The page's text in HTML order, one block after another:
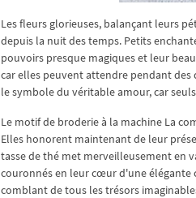
Les fleurs glorieuses, balançant leurs
depuis la nuit des temps. Petits
pouvoirs presque magiques et leur
car elles peuvent attendre pendant des
le symbole du véritable amour, car
Le motif de broderie à la machine La
Elles honorent maintenant de leur
tasse de thé met merveilleusement en
couronnés en leur cœur d'une élégante
comblant de tous les trésors